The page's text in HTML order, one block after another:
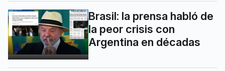
Brasil: la prensa habló de
la peor crisis con
Argentina en décadas